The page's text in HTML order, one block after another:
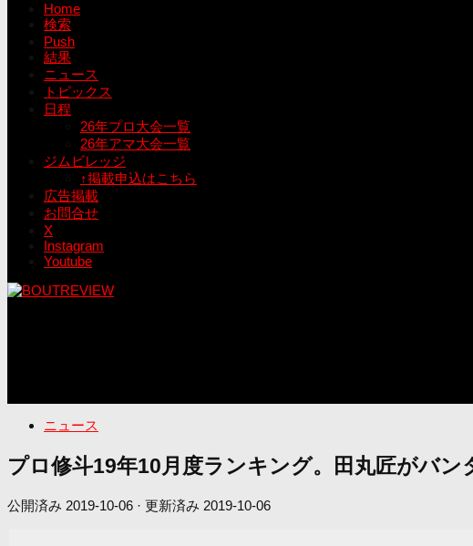
Home
検索
Push
結果
ニュース
トピックス
日程
26年プロ大会一覧
26年アマ大会一覧
ジムビレッジ
↑掲載申込はこちら
広告掲載
お問合せ
X
Instagram
Youtube
ニュース
プロ修斗19年10月度ランキング。田丸匠がバン
公開済み 2019-10-06 · 更新済み 2019-10-06